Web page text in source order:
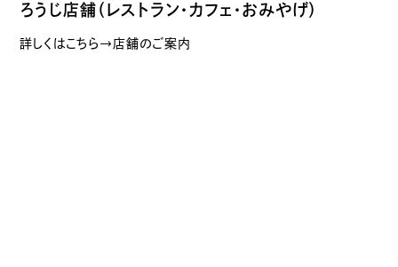
ろうじ店舗（レストラン・カフェ・おみやげ）
詳しくはこちら→店舗のご案内